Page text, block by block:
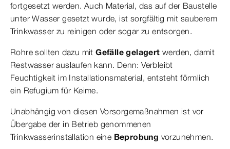
fortgesetzt werden. Auch Material, das auf der Baustelle
unter Wasser gesetzt wurde, ist sorgfältig mit sauberem
Trinkwasser zu reinigen oder sogar zu entsorgen.
Rohre sollten dazu mitGefälle gelagertwerden, damit
Restwasser auslaufen kann. Denn: Verbleibt
Feuchtigkeit im Installationsmaterial, entsteht förmlich
ein Refugium für Keime.
Unabhängig von diesen Vorsorgemaßnahmen ist vor
Übergabe der in Betrieb genommenen
Trinkwasserinstallation eine Beprobung vorzunehmen.